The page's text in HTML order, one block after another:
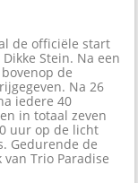
de officiële start
Stein. Na een
de
Na 26
iedere 40
in totaal zeven
uur op de licht
Gedurende de
Trio Paradise